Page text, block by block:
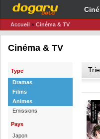
Accueil » Cinéma & TV
Cinéma & TV
Type
Dramas
Films
Animes
Emissions
Pays
Japon